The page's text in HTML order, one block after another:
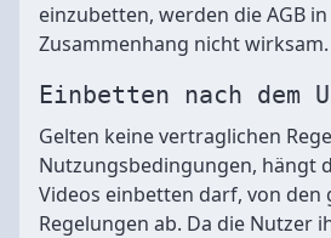
einzubetten, werden die AGB
Zusammenhang nicht wirksam.
Einbetten nach dem
Gelten keine vertraglichen
Nutzungsbedingungen, hängt
Videos einbetten darf, von den
Regelungen ab. Da die Nutzer